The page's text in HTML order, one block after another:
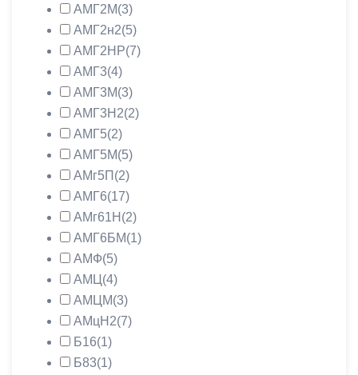
АМГ2М(3)
АМГ2н2(5)
АМГ2НР(7)
АМГ3(4)
АМГ3М(3)
АМГ3Н2(2)
АМГ5(2)
АМГ5М(5)
АМг5П (2)
АМГ6(17)
АМг61Н (2)
АМГ6БМ(1)
АМФ(5)
АМЦ (4)
АМЦМ(3)
АМцН2(7)
Б16(1)
Б83(1)